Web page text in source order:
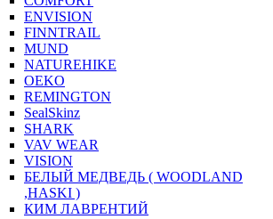
ENVISION
FINNTRAIL
MUND
NATUREHIKE
OEKO
REMINGTON
SealSkinz
SHARK
VAV WEAR
VISION
БЕЛЫЙ МЕДВЕДЬ ( WOODLAND
,HASKI )
КИМ ЛАВРЕНТИЙ